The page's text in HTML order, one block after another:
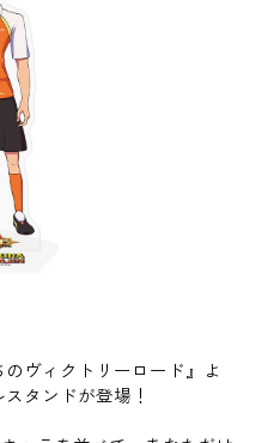
のヴィクトリーロード』よ
タンドが登場！